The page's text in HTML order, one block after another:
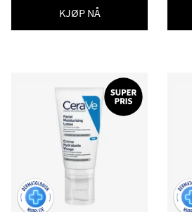
KJØP NÅ